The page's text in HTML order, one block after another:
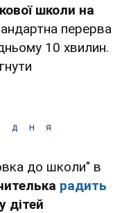
школи на
перерва
10 хвилин.
дня
до школи" в
радить
дітей